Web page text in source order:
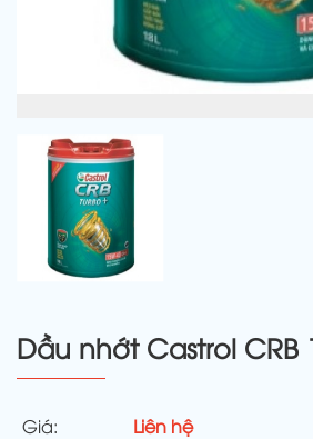
Dầu nhớt Castrol CRB
Giá: Liên hệ